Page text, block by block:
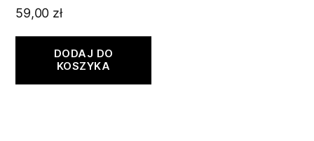
59,00 zł
DODAJ DO
KOSZYKA